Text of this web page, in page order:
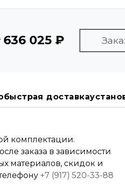
636 025 ₽
быстрая доставка
комплектации.
заказа в зависимости
материалов, скидок и
+7 (917) 520-33-88